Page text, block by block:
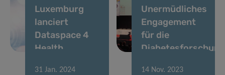
Luxemburg
lanciert
Dataspace 4
Health
Unermüdliches
Engagement
für die
Diabetesforschung
31 Jan. 2024 14 Nov. 2023